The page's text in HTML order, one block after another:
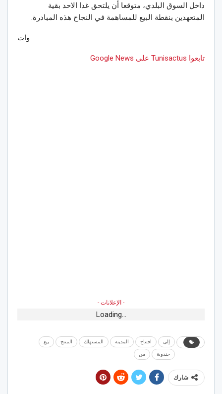
داخل السوق البلدي، متوقعا أن يلتحق غدا الاحد بقية
المتعهدين بنقطة البيع للمساهمة في النجاح هذه المبادرة.
وات
تابعوا Tunisactus على Google News
- الإعلانات -
Loading...
إلى افتتاح المدينة المستهلك المنتج بيع
جندوبة من
شارك